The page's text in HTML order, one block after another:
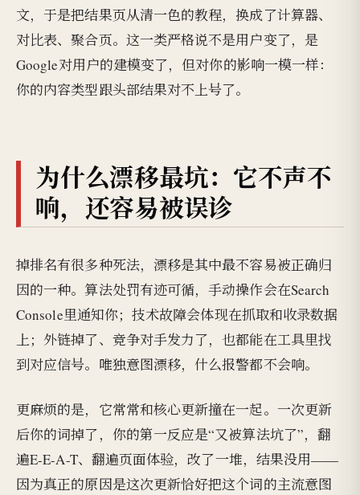
文，于是把结果页从清一色的教程，换成了计算器、
对比表、聚合页。这一类严格说不是用户变了，是
Google对用户的建模变了，但对你的影响一模一样：
你的内容类型跟头部结果对不上号了。
为什么漂移最坑：它不声不
响，还容易被误诊
掉排名有很多种死法，漂移是其中最不容易被正确归
因的一种。算法处罚有迹可循，手动操作会在Search
Console里通知你；技术故障会体现在抓取和收录数据
上；外链掉了、竞争对手发力了，也都能在工具里找
到对应信号。唯独意图漂移，什么报警都不会响。
更麻烦的是，它常常和核心更新撞在一起。一次更新
后你的词掉了，你的第一反应是“又被算法坑了”，翻
遍E-E-A-T、翻遍页面体验，改了一堆，结果没用——
因为真正的原因是这次更新恰好把这个词的主流意图